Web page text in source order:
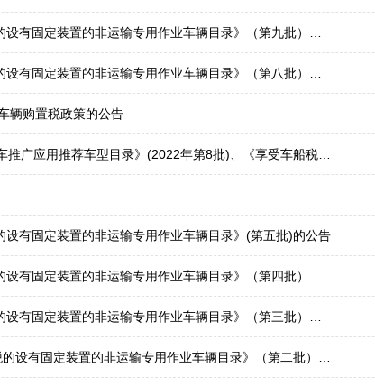
定装置的非运输专用作业车辆目录》（第九批）的公告
定装置的非运输专用作业车辆目录》（第八批）的公告
辆购置税政策的公告
惠的节约能源使用新能源汽车车型目录》(第四十二批)、《免征车辆购置税的新能源汽车车型目录》(第五十八批)
有固定装置的非运输专用作业车辆目录》(第五批)的公告
定装置的非运输专用作业车辆目录》（第四批）的公告
定装置的非运输专用作业车辆目录》（第三批）的公告
固定装置的非运输专用作业车辆目录》（第二批）的公告